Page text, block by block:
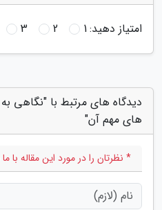
امتیاز دهید:1
2
3
های مهم آن"
* نظرتان را در مورد این مقاله با